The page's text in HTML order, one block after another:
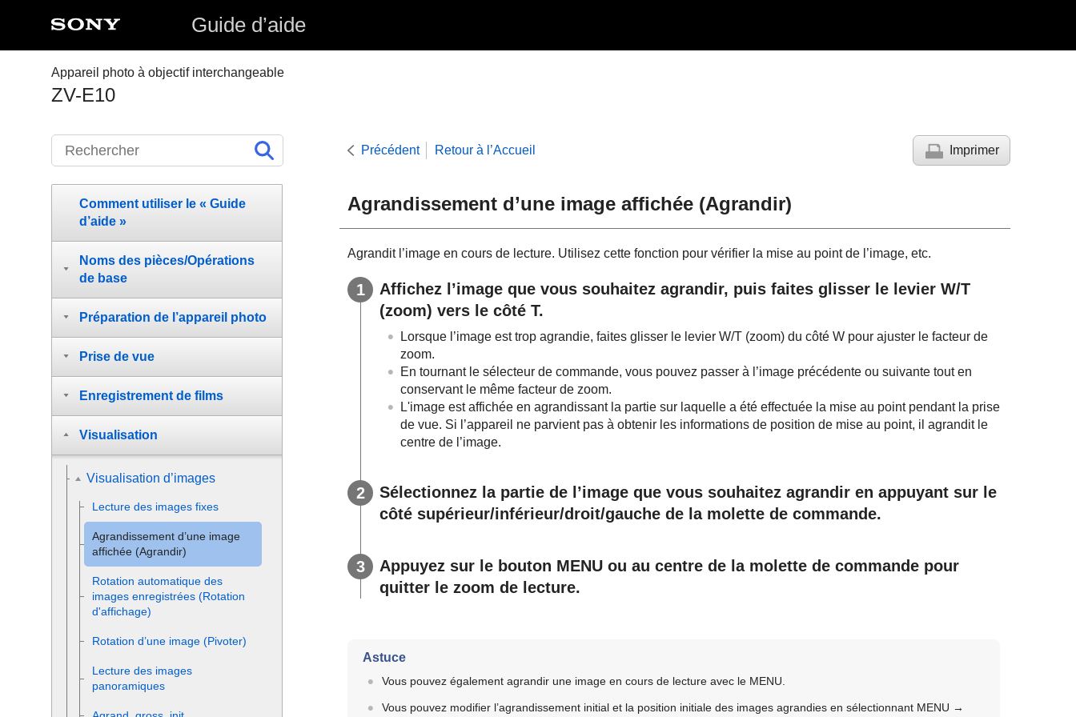
Guide d’aide
Appareil photo à objectif interchangeable
ZV-E10
Précédent Retour à l’Accueil Imprimer
Agrandissement d’une image affichée (Agrandir)
Agrandit l’image en cours de lecture. Utilisez cette fonction pour vérifier la mise au point de l’image, etc.
Affichez l’image que vous souhaitez agrandir, puis faites glisser le levier W/T
(zoom) vers le côté T.
Lorsque l’image est trop agrandie, faites glisser le levier W/T (zoom) du côté W pour ajuster le facteur de
zoom.
En tournant le sélecteur de commande, vous pouvez passer à l’image précédente ou suivante tout en
conservant le même facteur de zoom.
L'image est affichée en agrandissant la partie sur laquelle a été effectuée la mise au point pendant la prise
de vue. Si l’appareil ne parvient pas à obtenir les informations de position de mise au point, il agrandit le
centre de l’image.
Sélectionnez la partie de l’image que vous souhaitez agrandir en appuyant sur le
côté supérieur/inférieur/droit/gauche de la molette de commande.
Appuyez sur le bouton MENU ou au centre de la molette de commande pour
quitter le zoom de lecture.
Astuce
Vous pouvez également agrandir une image en cours de lecture avec le MENU.
Vous pouvez modifier l’agrandissement initial et la position initiale des images agrandies en sélectionnant MENU →
Comment utiliser le « Guide
d’aide »
Noms des pièces/Opérations
de base
Préparation de l’appareil photo
Prise de vue
Enregistrement de films
Visualisation
Visualisation d’images
Lecture des images fixes
Agrandissement d’une image
affichée (Agrandir)
Rotation automatique des
images enregistrées (Rotation
d'affichage)
Rotation d’une image (Pivoter)
Lecture des images
panoramiques